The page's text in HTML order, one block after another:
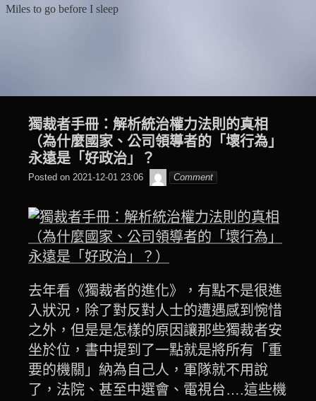
Miles to go before I sleep
獨裁者手冊：解析統治權力法則的真相
（為什麼國家、公司領導者的「壞行為」
永遠是「好政治」？
Posted on 2021-12-01 23:06
๙
翔
Comment
去年看《獨裁者的進化》，有點不是很進
入狀況，除了對反對人士的遭遇感到惋惜
之外，但是是怎樣的原因讓那些獨裁者安
坐於位，書中提到了一點就是將所有「重
要的機關」納為自己人，軍隊就不用說
了，法院、甚至中選會、電視台….這些機